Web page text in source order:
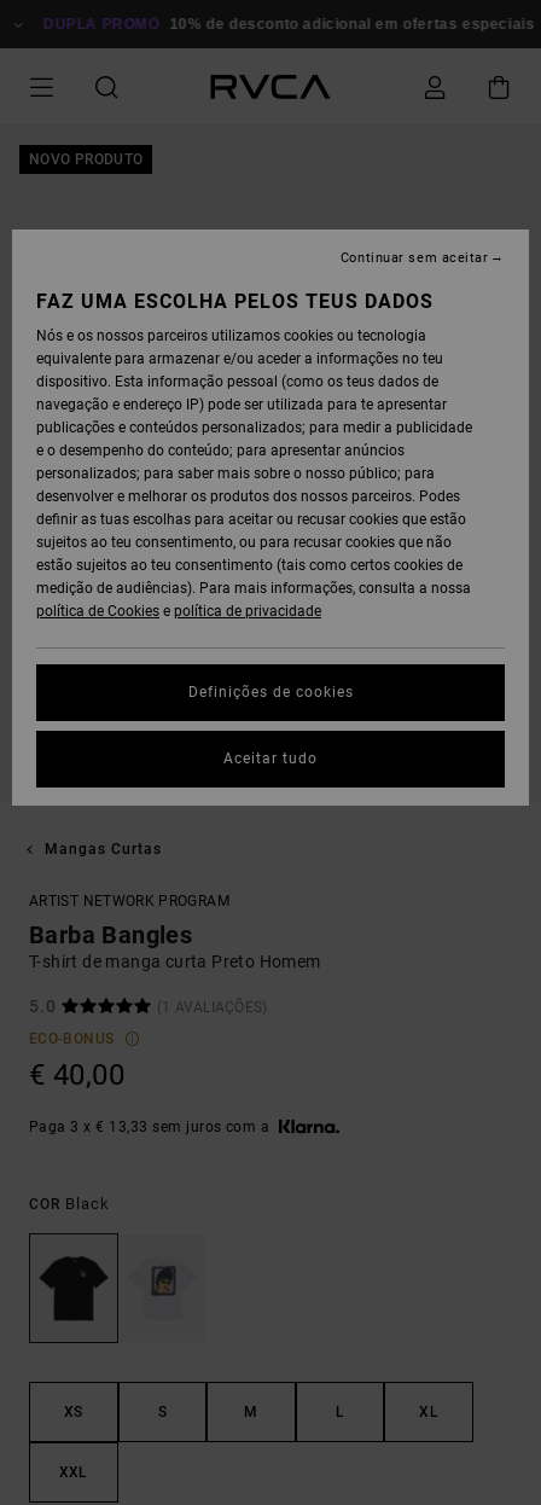
PARADUPLA PROMO 10% de desconto adicional em ofertas especiais
NOVO PRODUTO
Mangas Curtas
ARTIST NETWORK PROGRAM
Barba Bangles
T-shirt de manga curta Preto Homem
5.0
(1 AVALIAÇÕES)
ECO-BONUS
€ 40,00
Paga 3 x € 13,33 sem juros com a
COR Black
XS S M L XL
XXL
FAZ UMA ESCOLHA PELOS TEUS DADOS
Nós e os nossos parceiros utilizamos cookies ou tecnologia
equivalente para armazenar e/ou aceder a informações no teu
dispositivo. Esta informação pessoal (como os teus dados de
navegação e endereço IP) pode ser utilizada para te apresentar
publicações e conteúdos personalizados; para medir a publicidade
e o desempenho do conteúdo; para apresentar anúncios
personalizados; para saber mais sobre o nosso público; para
desenvolver e melhorar os produtos dos nossos parceiros. Podes
definir as tuas escolhas para aceitar ou recusar cookies que estão
sujeitos ao teu consentimento, ou para recusar cookies que não
estão sujeitos ao teu consentimento (tais como certos cookies de
medição de audiências). Para mais informações, consulta a nossa
política de Cookies e política de privacidade
Definições de cookies
Continuar sem aceitar
Aceitar tudo